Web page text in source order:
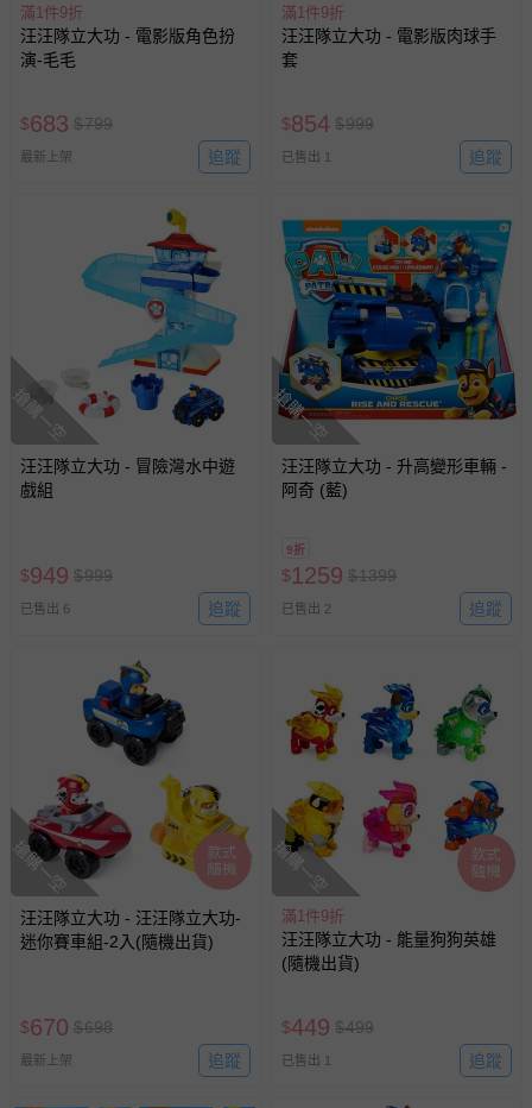
滿1件9折
汪汪隊立大功 - 電影版角色扮
演-毛毛
$683 $799
最新上架 追蹤
滿1件9折
汪汪隊立大功 - 電影版肉球手
套
$854 $999
已售出 1 追蹤
搶購一空
汪汪隊立大功 - 冒險灣水中遊
戲組
$949 $999
已售出 6 追蹤
搶購一空
汪汪隊立大功 - 升高變形車輛 -
阿奇 (藍)
9折
$1259 $1399
已售出 2 追蹤
搶購一空
汪汪隊立大功 - 汪汪隊立大功-
迷你賽車組-2入(隨機出貨)
$670 $698
最新上架 追蹤
搶購一空
滿1件9折
汪汪隊立大功 - 能量狗狗英雄
(隨機出貨)
$449 $499
已售出 1 追蹤